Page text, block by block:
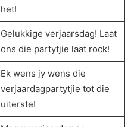
het!
Gelukkige verjaarsdag! Laat
ons die partytjie laat rock!
Ek wens jy wens die
verjaardagpartytjie tot die
uiterste!